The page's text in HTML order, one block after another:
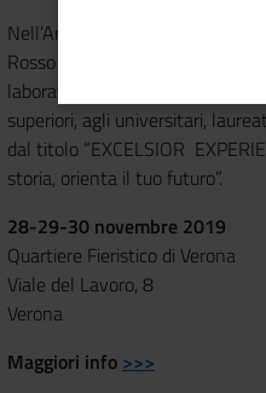
Nell’Area espositiva di
Rosso (pad. 7) è previsto un
laboratori interattivi dedicati ai
superiori, agli universitari,
dal titolo “EXCELSIOR
storia, orienta il tuo futuro”.
28-29-30 novembre 2019
Quartiere Fieristico di Verona
Viale del Lavoro, 8
Verona
Maggiori info >>>